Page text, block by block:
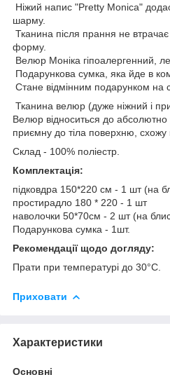
Ніжий напис "Pretty Monica"
шарму.
Тканина після прання не втрачає
форму.
Велюр Моніка гіпоалергенний,
Подарункова сумка, яка йде в
Стане відмінним подарунком на
Тканина велюр (дуже ніжний і
Велюр відноситься до абсолютно
приємну до тіла поверхню, схожу
Склад - 100% поліестр.
Комплектація:
підковдра 150*220 см - 1 шт (на
простирадло 180 * 220 - 1 шт
наволочки 50*70см - 2 шт (на
Подарункова сумка - 1шт.
Рекомендації щодо догляду:
Прати при температурі до 30°C.
Приховати
Характеристики
Основні